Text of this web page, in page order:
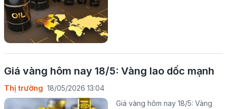
Giá vàng hôm nay 18/5: Vàng lao dốc mạnh
Thị trường 18/05/2026 13:04
Giá vàng hôm nay 18/5: Vàng